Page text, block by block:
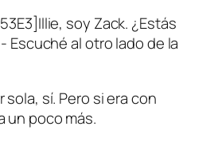
soy Zack. ¿Estás
al otro lado de la
sí. Pero si era con
un poco más.